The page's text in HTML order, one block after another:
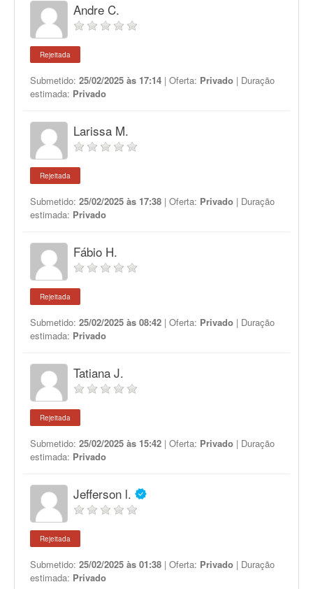
Andre C.
Rejeitada
Submetido: 25/02/2025 às 17:14 | Oferta: Privado | Duração
estimada: Privado
Larissa M.
Rejeitada
Submetido: 25/02/2025 às 17:38 | Oferta: Privado | Duração
estimada: Privado
Fábio H.
Rejeitada
Submetido: 25/02/2025 às 08:42 | Oferta: Privado | Duração
estimada: Privado
Tatiana J.
Rejeitada
Submetido: 25/02/2025 às 15:42 | Oferta: Privado | Duração
estimada: Privado
Jefferson l.
Rejeitada
Submetido: 25/02/2025 às 01:38 | Oferta: Privado | Duração
estimada: Privado